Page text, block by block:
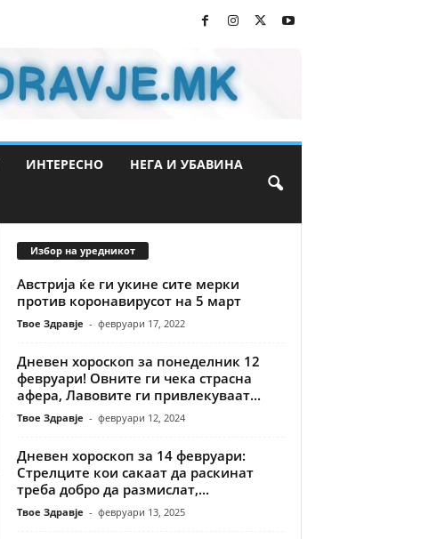
ИНТЕРЕСНО НЕГА И УБАВИНА
Избор на уредникот
Австрија ќе ги укине сите мерки
против коронавирусот на 5 март
Твое Здравје - февруари 17, 2022
Дневен хороскоп за понеделник 12
февруари! Овните ги чека страсна
афера, Лавовите ги привлекуваат...
Твое Здравје - февруари 12, 2024
Дневен хороскоп за 14 февруари:
Стрелците кои сакаат да раскинат
треба добро да размислат,...
Твое Здравје - февруари 13, 2025